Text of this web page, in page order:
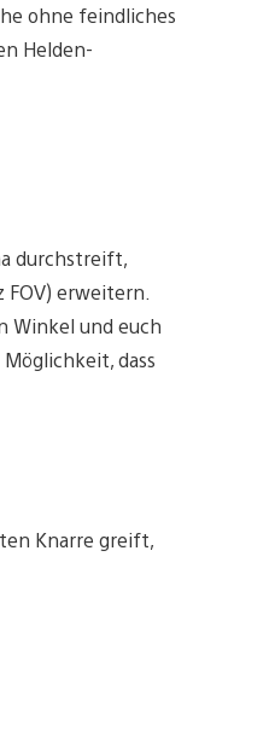
ohne feindliches
Helden-
durchstreift,
erweitern.
Winkel und euch
dass
Knarre greift,